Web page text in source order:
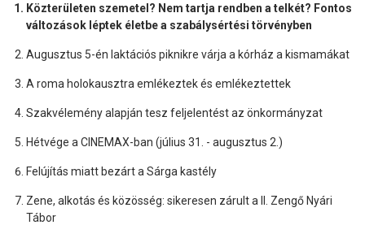
Közterületen szemetel? Nem tartja rendben a telkét? Fontos
változások léptek életbe a szabálysértési törvényben
Augusztus 5-én laktációs piknikre várja a kórház a kismamákat
A roma holokausztra emlékeztek és emlékeztettek
Szakvélemény alapján tesz feljelentést az önkormányzat
Hétvége a CINEMAX-ban (július 31. - augusztus 2.)
Felújítás miatt bezárt a Sárga kastély
Zene, alkotás és közösség: sikeresen zárult a II. Zengő Nyári
Tábor